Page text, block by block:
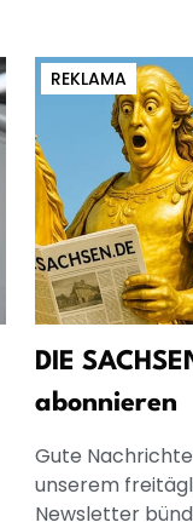
REKLAMA
DIE
abonnieren
Gute
unserem
Newsletter